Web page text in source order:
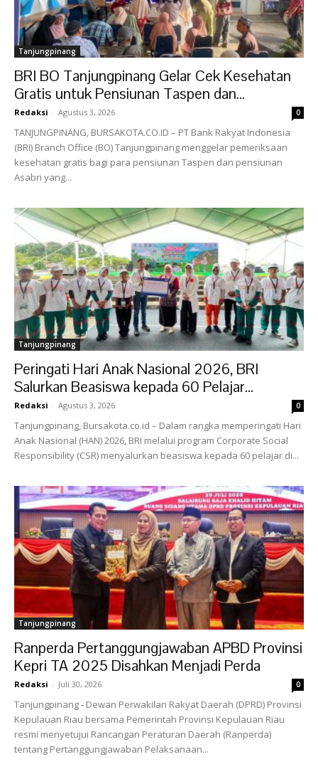
Tanjungpinang
BRI BO Tanjungpinang Gelar Cek Kesehatan
Gratis untuk Pensiunan Taspen dan...
Redaksi - Agustus 3, 2026 0
TANJUNGPINANG, BURSAKOTA.CO.ID – PT Bank Rakyat Indonesia
(BRI) Branch Office (BO) Tanjungpinang menggelar pemeriksaan
kesehatan gratis bagi para pensiunan Taspen dan pensiunan
Asabri yang...
Tanjungpinang
Peringati Hari Anak Nasional 2026, BRI
Salurkan Beasiswa kepada 60 Pelajar...
Redaksi - Agustus 3, 2026 0
Tanjungpinang, Bursakota.co.id – Dalam rangka memperingati Hari
Anak Nasional (HAN) 2026, BRI melalui program Corporate Social
Responsibility (CSR) menyalurkan beasiswa kepada 60 pelajar di...
Tanjungpinang
Ranperda Pertanggungjawaban APBD Provinsi
Kepri TA 2025 Disahkan Menjadi Perda
Redaksi - Juli 30, 2026 0
Tanjungpinang - Dewan Perwakilan Rakyat Daerah (DPRD) Provinsi
Kepulauan Riau bersama Pemerintah Provinsi Kepulauan Riau
resmi menyetujui Rancangan Peraturan Daerah (Ranperda)
tentang Pertanggungjawaban Pelaksanaan...